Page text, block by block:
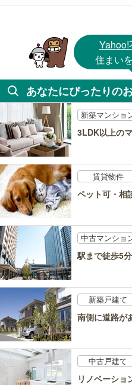
住まい
あなたにぴったりの
新築マンショ
3LDK以上の
賃貸物件
ペット可・相
中古マンショ
駅まで徒歩5
新築戸建て
南側に道路が
中古戸建て
リノベーショ